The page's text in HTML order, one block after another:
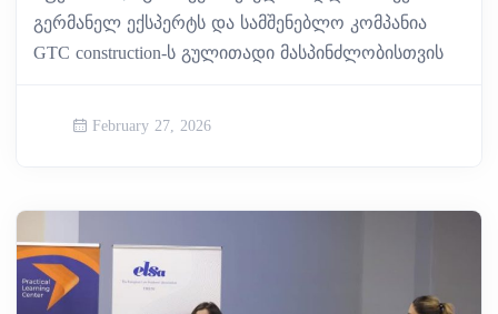
გერმანელ ექსპერტს და სამშენებლო კომპანია
GTC construction-ს გულითადი მასპინძლობისთვის
February 27, 2026